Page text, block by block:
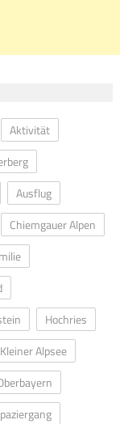
Aktivität
Ausflug
Chiemgauer Alpen
Hochries
Kleiner Alpsee